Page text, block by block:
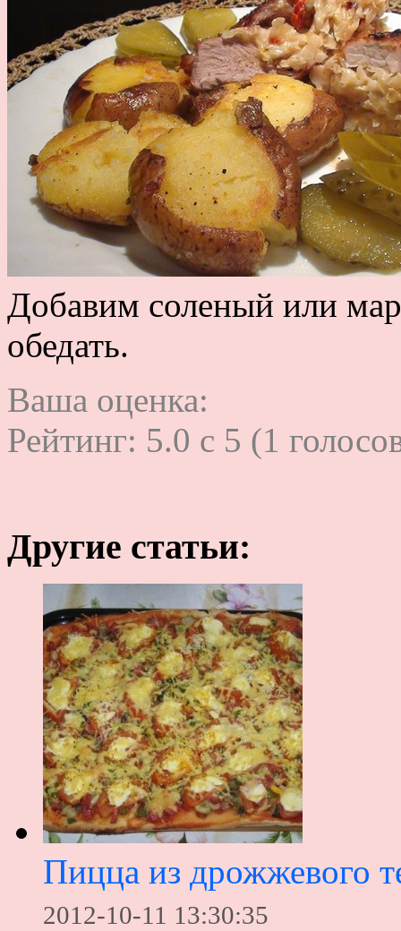
Добавим соленый или
обедать.
Ваша оценка:
Рейтинг: 5.0 c 5 (1
Другие статьи:
Пицца из дрожжевого
2012-10-11 13:30:35